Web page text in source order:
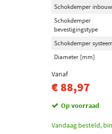
Schokdemper
Schokdemper
bevestigingstype
Schokdemper
Diameter [mm]
Vanaf
€ 88,97
Op voorraad
Vandaag besteld,